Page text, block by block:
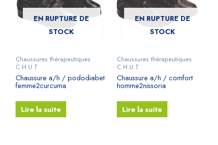
EN RUPTURE DE
STOCK
Chaussures thérapeutiques
C.H.U.T
Chaussure a/h / pododiabet
femme2curcuma
Lire la suite
EN RUPTURE DE
STOCK
Chaussures thérapeutiques
C.H.U.T
Chaussure a/h / comfort
homme2nissoria
Lire la suite